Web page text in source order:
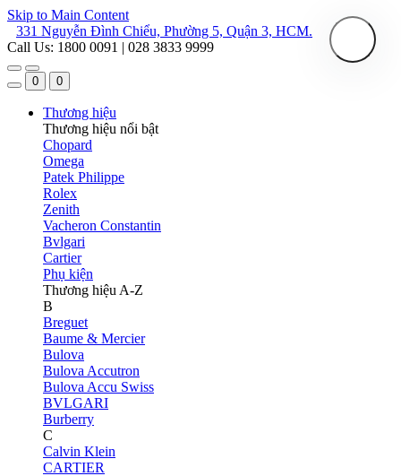
Skip to Main Content
331 Nguyễn Đình Chiểu, Phường 5, Quận 3, HCM.
Call Us: 1800 0091 | 028 3833 9999
0 0
Thương hiệu
Thương hiệu nổi bật
Chopard
Omega
Patek Philippe
Rolex
Zenith
Vacheron Constantin
Bvlgari
Cartier
Phụ kiện
Thương hiệu A-Z
B
Breguet
Baume & Mercier
Bulova
Bulova Accutron
Bulova Accu Swiss
BVLGARI
Burberry
C
Calvin Klein
CARTIER